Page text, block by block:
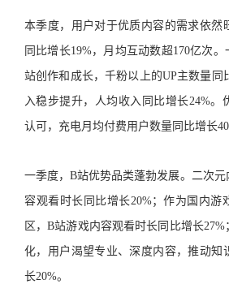
本季度，用户对于优质内容的需求依然
同比增长19%，月均互动数超170亿次
站创作和成长，千粉以上的UP主数量同
入稳步提升，人均收入同比增长24%。
认可，充电月均付费用户数量同比增长
一季度，B站优势品类蓬勃发展。二次
容观看时长同比增长20%；作为国内游
区，B站游戏内容观看时长同比增长
化，用户渴望专业、深度内容，推动知
长20%。